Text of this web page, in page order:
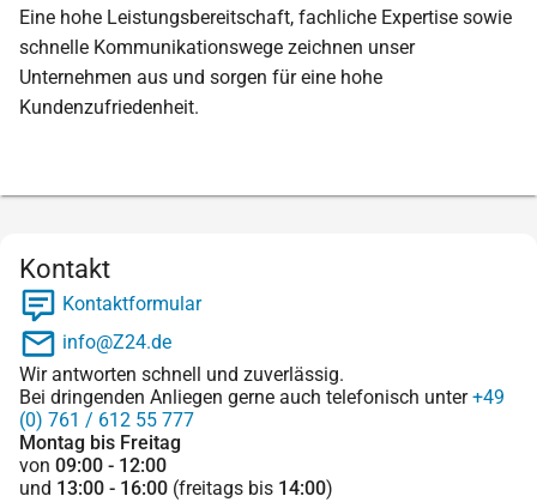
Eine hohe Leistungsbereitschaft, fachliche Expertise sowie
schnelle Kommunikationswege zeichnen unser
Unternehmen aus und sorgen für eine hohe
Kundenzufriedenheit.
Kontakt
Kontaktformular
info@Z24.de
Wir antworten schnell und zuverlässig.
Bei dringenden Anliegen gerne auch telefonisch unter+49
(0) 761 / 612 55 777
Montag bis Freitag
von 09:00 - 12:00
und 13:00 - 16:00 (freitags bis 14:00)